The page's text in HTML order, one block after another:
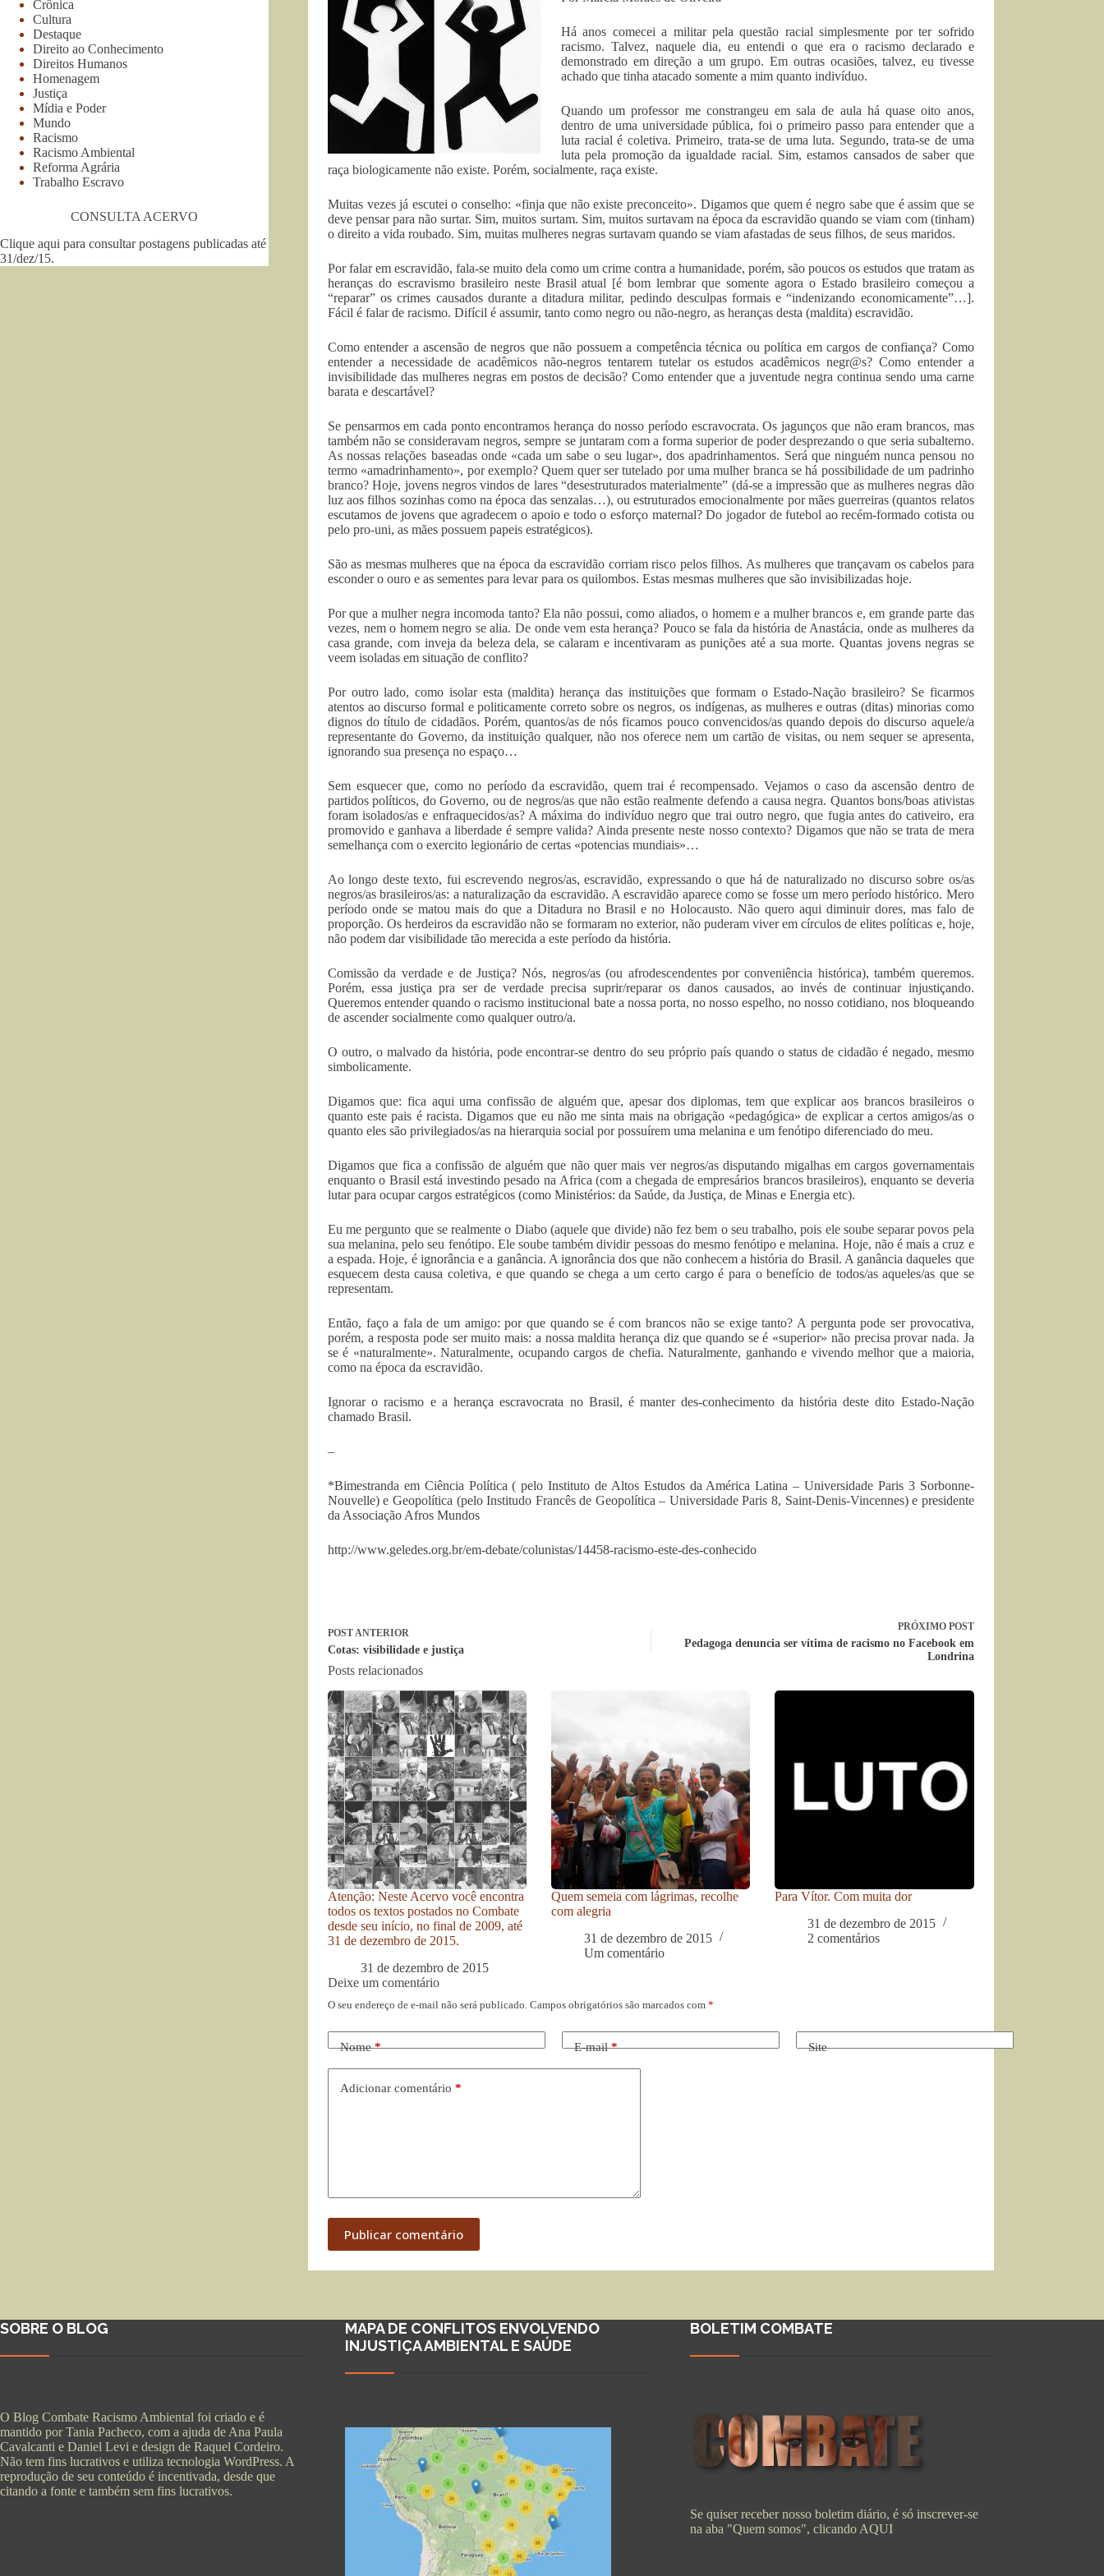
Há anos comecei a militar pela questão racial simplesmente por ter sofrido
racismo. Talvez, naquele dia, eu entendi o que era o racismo declarado e
demonstrado em direção a um grupo. Em outras ocasiões, talvez, eu tivesse
achado que tinha atacado somente a mim quanto indivíduo.
Quando um professor me constrangeu em sala de aula há quase oito anos,
dentro de uma universidade pública, foi o primeiro passo para entender que a
luta racial é coletiva. Primeiro, trata-se de uma luta. Segundo, trata-se de uma
luta pela promoção da igualdade racial. Sim, estamos cansados de saber que
raça biologicamente não existe. Porém, socialmente, raça existe.
Muitas vezes já escutei o conselho: «finja que não existe preconceito». Digamos que quem é negro sabe que é assim que se
deve pensar para não surtar. Sim, muitos surtam. Sim, muitos surtavam na época da escravidão quando se viam com (tinham)
o direito a vida roubado. Sim, muitas mulheres negras surtavam quando se viam afastadas de seus filhos, de seus maridos.
Por falar em escravidão, fala-se muito dela como um crime contra a humanidade, porém, são poucos os estudos que tratam as
heranças do escravismo brasileiro neste Brasil atual [é bom lembrar que somente agora o Estado brasileiro começou a
“reparar” os crimes causados durante a ditadura militar, pedindo desculpas formais e “indenizando economicamente”…].
Fácil é falar de racismo. Difícil é assumir, tanto como negro ou não-negro, as heranças desta (maldita) escravidão.
Como entender a ascensão de negros que não possuem a competência técnica ou política em cargos de confiança? Como
entender a necessidade de acadêmicos não-negros tentarem tutelar os estudos acadêmicos negr@s? Como entender a
invisibilidade das mulheres negras em postos de decisão? Como entender que a juventude negra continua sendo uma carne
barata e descartável?
Se pensarmos em cada ponto encontramos herança do nosso período escravocrata. Os jagunços que não eram brancos, mas
também não se consideravam negros, sempre se juntaram com a forma superior de poder desprezando o que seria subalterno.
As nossas relações baseadas onde «cada um sabe o seu lugar», dos apadrinhamentos. Será que ninguém nunca pensou no
termo «amadrinhamento», por exemplo? Quem quer ser tutelado por uma mulher branca se há possibilidade de um padrinho
branco? Hoje, jovens negros vindos de lares “desestruturados materialmente” (dá-se a impressão que as mulheres negras dão
luz aos filhos sozinhas como na época das senzalas…), ou estruturados emocionalmente por mães guerreiras (quantos relatos
escutamos de jovens que agradecem o apoio e todo o esforço maternal? Do jogador de futebol ao recém-formado cotista ou
pelo pro-uni, as mães possuem papeis estratégicos).
São as mesmas mulheres que na época da escravidão corriam risco pelos filhos. As mulheres que trançavam os cabelos para
esconder o ouro e as sementes para levar para os quilombos. Estas mesmas mulheres que são invisibilizadas hoje.
Por que a mulher negra incomoda tanto? Ela não possui, como aliados, o homem e a mulher brancos e, em grande parte das
vezes, nem o homem negro se alia. De onde vem esta herança? Pouco se fala da história de Anastácia, onde as mulheres da
casa grande, com inveja da beleza dela, se calaram e incentivaram as punições até a sua morte. Quantas jovens negras se
veem isoladas em situação de conflito?
Por outro lado, como isolar esta (maldita) herança das instituições que formam o Estado-Nação brasileiro? Se ficarmos
atentos ao discurso formal e politicamente correto sobre os negros, os indígenas, as mulheres e outras (ditas) minorias como
dignos do título de cidadãos. Porém, quantos/as de nós ficamos pouco convencidos/as quando depois do discurso aquele/a
representante do Governo, da instituição qualquer, não nos oferece nem um cartão de visitas, ou nem sequer se apresenta,
ignorando sua presença no espaço…
Sem esquecer que, como no período da escravidão, quem trai é recompensado. Vejamos o caso da ascensão dentro de
partidos políticos, do Governo, ou de negros/as que não estão realmente defendo a causa negra. Quantos bons/boas ativistas
foram isolados/as e enfraquecidos/as? A máxima do indivíduo negro que trai outro negro, que fugia antes do cativeiro, era
promovido e ganhava a liberdade é sempre valida? Ainda presente neste nosso contexto? Digamos que não se trata de mera
semelhança com o exercito legionário de certas «potencias mundiais»…
Ao longo deste texto, fui escrevendo negros/as, escravidão, expressando o que há de naturalizado no discurso sobre os/as
negros/as brasileiros/as: a naturalização da escravidão. A escravidão aparece como se fosse um mero período histórico. Mero
período onde se matou mais do que a Ditadura no Brasil e no Holocausto. Não quero aqui diminuir dores, mas falo de
proporção. Os herdeiros da escravidão não se formaram no exterior, não puderam viver em círculos de elites políticas e, hoje,
não podem dar visibilidade tão merecida a este período da história.
Comissão da verdade e de Justiça? Nós, negros/as (ou afrodescendentes por conveniência histórica), também queremos.
Porém, essa justiça pra ser de verdade precisa suprir/reparar os danos causados, ao invés de continuar injustiçando.
Queremos entender quando o racismo institucional bate a nossa porta, no nosso espelho, no nosso cotidiano, nos bloqueando
de ascender socialmente como qualquer outro/a.
O outro, o malvado da história, pode encontrar-se dentro do seu próprio país quando o status de cidadão é negado, mesmo
simbolicamente.
Digamos que: fica aqui uma confissão de alguém que, apesar dos diplomas, tem que explicar aos brancos brasileiros o
quanto este pais é racista. Digamos que eu não me sinta mais na obrigação «pedagógica» de explicar a certos amigos/as o
quanto eles são privilegiados/as na hierarquia social por possuírem uma melanina e um fenótipo diferenciado do meu.
Digamos que fica a confissão de alguém que não quer mais ver negros/as disputando migalhas em cargos governamentais
enquanto o Brasil está investindo pesado na Africa (com a chegada de empresários brancos brasileiros), enquanto se deveria
lutar para ocupar cargos estratégicos (como Ministérios: da Saúde, da Justiça, de Minas e Energia etc).
Eu me pergunto que se realmente o Diabo (aquele que divide) não fez bem o seu trabalho, pois ele soube separar povos pela
sua melanina, pelo seu fenótipo. Ele soube também dividir pessoas do mesmo fenótipo e melanina. Hoje, não é mais a cruz e
a espada. Hoje, é ignorância e a ganância. A ignorância dos que não conhecem a história do Brasil. A ganância daqueles que
esquecem desta causa coletiva, e que quando se chega a um certo cargo é para o benefício de todos/as aqueles/as que se
representam.
Então, faço a fala de um amigo: por que quando se é com brancos não se exige tanto? A pergunta pode ser provocativa,
porém, a resposta pode ser muito mais: a nossa maldita herança diz que quando se é «superior» não precisa provar nada. Ja
se é «naturalmente». Naturalmente, ocupando cargos de chefia. Naturalmente, ganhando e vivendo melhor que a maioria,
como na época da escravidão.
Ignorar o racismo e a herança escravocrata no Brasil, é manter des-conhecimento da história deste dito Estado-Nação
chamado Brasil.
–
*Bimestranda em Ciência Política ( pelo Instituto de Altos Estudos da América Latina – Universidade Paris 3 Sorbonne-
Nouvelle) e Geopolítica (pelo Institudo Francês de Geopolítica – Universidade Paris 8, Saint-Denis-Vincennes) e presidente
da Associação Afros Mundos
http://www.geledes.org.br/em-debate/colunistas/14458-racismo-este-des-conhecido
POSTANTERIOR
Cotas: visibilidade e justiça
PRÓXIMO POST
Pedagoga denuncia ser vítima de racismo no Facebook em
Londrina
Posts relacionados
Atenção: Neste Acervo você encontra
todos os textos postados no Combate
desde seu início, no final de 2009, até
31 de dezembro de 2015.
31 de dezembro de 2015
Quem semeia com lágrimas, recolhe
com alegria
31 de dezembro de 2015
Um comentário
Para Vítor. Com muita dor
31 de dezembro de 2015
2 comentários
Deixe um comentário
O seu endereço de e-mail não será publicado. Campos obrigatórios são marcados com *
Nome* E-mail* Site
Adicionar comentário *
Publicar comentário
Crônica
Cultura
Destaque
Direito ao Conhecimento
Direitos Humanos
Homenagem
Justiça
Mídia e Poder
Mundo
Racismo
Racismo Ambiental
Reforma Agrária
Trabalho Escravo
CONSULTA ACERVO
Clique aqui para consultar postagens publicadas até
31/dez/15.
SOBRE O BLOG
O Blog Combate Racismo Ambiental foi criado e é
mantido por Tania Pacheco, com a ajuda de Ana Paula
Cavalcanti e Daniel Levi e design de Raquel Cordeiro.
Não tem fins lucrativos e utiliza tecnologia WordPress. A
reprodução de seu conteúdo é incentivada, desde que
citando a fonte e também sem fins lucrativos.
MAPA DE CONFLITOS ENVOLVENDO
INJUSTIÇA AMBIENTAL E SAÚDE
BOLETIM COMBATE
Se quiser receber nosso boletim diário, é só inscrever-se
na aba "Quem somos", clicando AQUI